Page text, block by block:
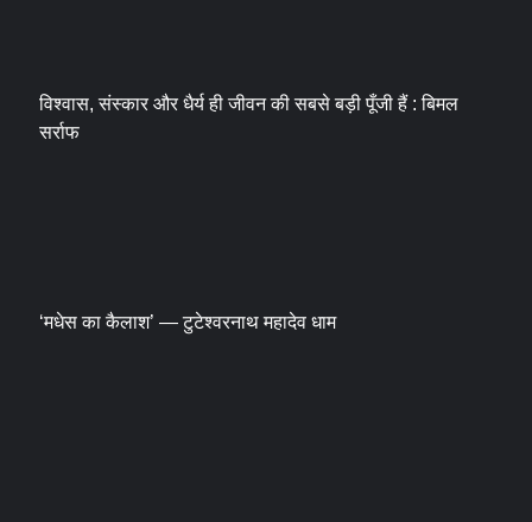
विश्वास, संस्कार और धैर्य ही जीवन की सबसे बड़ी पूँजी हैं : बिमल
सर्राफ
‘मधेस का कैलाश’ — टुटेश्वरनाथ महादेव धाम